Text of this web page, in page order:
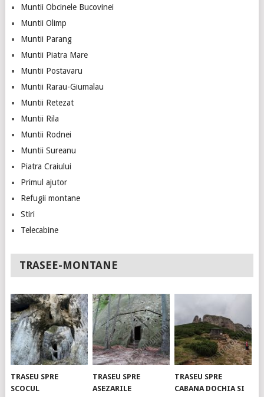
Muntii Obcinele Bucovinei
Muntii Olimp
Muntii Parang
Muntii Piatra Mare
Muntii Postavaru
Muntii Rarau-Giumalau
Muntii Retezat
Muntii Rila
Muntii Rodnei
Muntii Sureanu
Piatra Craiului
Primul ajutor
Refugii montane
Stiri
Telecabine
TRASEE-MONTANE
TRASEU SPRE
SCOCUL
TRASEU SPRE
ASEZARILE
TRASEU SPRE
CABANA DOCHIA SI